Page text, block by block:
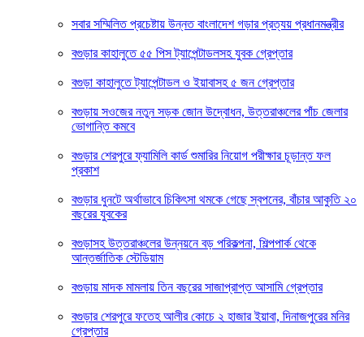
সবার সম্মিলিত প্রচেষ্টায় উন্নত বাংলাদেশ গড়ার প্রত্যয় প্রধানমন্ত্রীর
বগুড়ার কাহালুতে ৫৫ পিস ট্যাপেন্টাডলসহ যুবক গ্রেপ্তার
বগুড়া কাহালুতে ট্যাপেন্টাডল ও ইয়াবাসহ ৫ জন গ্রেপ্তার
বগুড়ায় সওজের নতুন সড়ক জোন উদ্বোধন, উত্তরাঞ্চলের পাঁচ জেলার
ভোগান্তি কমবে
বগুড়ার শেরপুরে ফ্যামিলি কার্ড শুমারির নিয়োগ পরীক্ষার চূড়ান্ত ফল
প্রকাশ
বগুড়ার ধুনটে অর্থাভাবে চিকিৎসা থমকে গেছে স্বপনের, বাঁচার আকুতি ২০
বছরের যুবকের
বগুড়াসহ উত্তরাঞ্চলের উন্নয়নে বড় পরিকল্পনা, শিল্পপার্ক থেকে
আন্তর্জাতিক স্টেডিয়াম
বগুড়ায় মাদক মামলায় তিন বছরের সাজাপ্রাপ্ত আসামি গ্রেপ্তার
বগুড়ার শেরপুরে ফতেহ আলীর কোচে ২ হাজার ইয়াবা, দিনাজপুরের মনির
গ্রেপ্তার